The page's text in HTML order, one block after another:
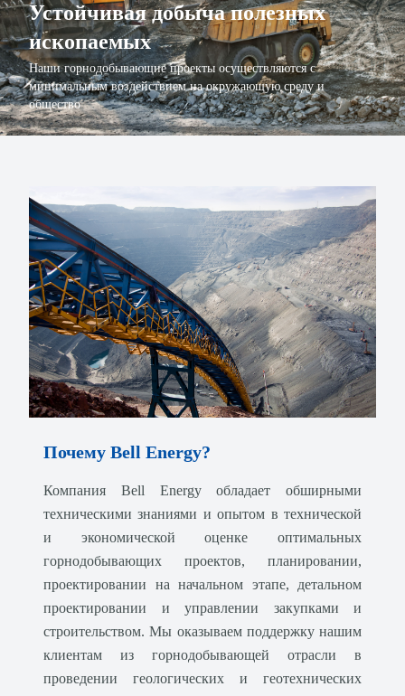
Устойчивая добыча полезных
ископаемых
Наши горнодобывающие проекты осуществляются с
минимальным воздействием на окружающую среду и
общество
Почему Bell Energy?
Компания Bell Energy обладает обширными
техническими знаниями и опытом в технической
и экономической оценке оптимальных
горнодобывающих проектов, планировании,
проектировании на начальном этапе, детальном
проектировании и управлении закупками и
строительством. Мы оказываем поддержку нашим
клиентам из горнодобывающей отрасли в
проведении геологических и геотехнических